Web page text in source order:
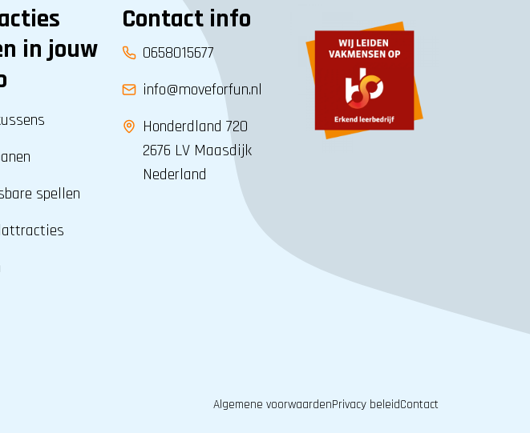
in jouw
spellen
Contact info
0658015677
info@moveforfun.nl
Honderdland 720
2676 LV Maasdijk
Nederland
Algemene voorwaardenPrivacy beleidContact